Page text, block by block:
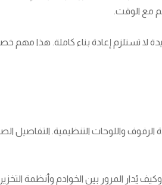
مع الوقت.
لا تستلزم إعادة بناء كاملة. هذا مهم
الرفوف واللوحات التنظيمية. التفاصيل
يُدار المرور بين الخوادم وأنظمة